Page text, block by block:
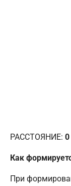
РАССТОЯНИЕ: 0
Как
При